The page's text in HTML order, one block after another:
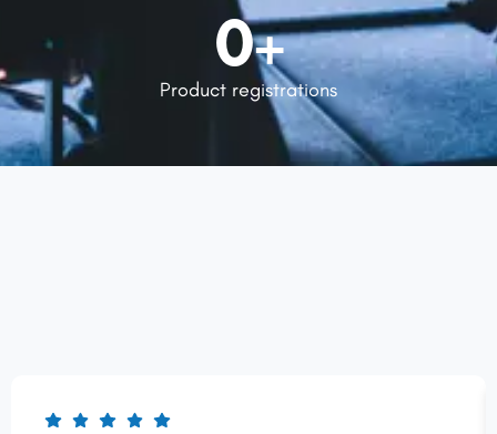
Product registrations
0+